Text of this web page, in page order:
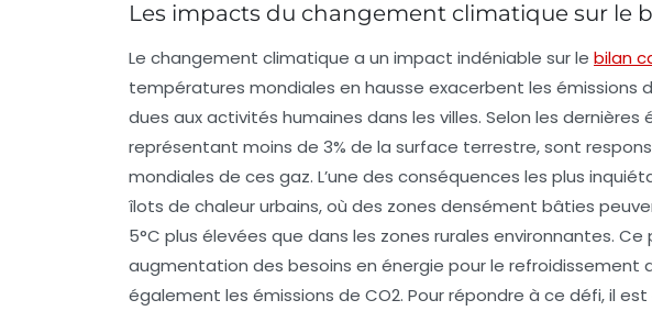
Les impacts du changement climatique sur le
Le changement climatique a un impact indéniable sur le bilan
températures mondiales en hausse exacerbent les émissions
dues aux activités humaines dans les villes. Selon les
représentant moins de 3% de la surface terrestre, sont
mondiales de ces gaz. L’une des conséquences les plus
îlots de chaleur urbains, où des zones densément bâties
5°C plus élevées que dans les zones rurales environnantes.
augmentation des besoins en énergie pour le refroidissement
également les émissions de CO2. Pour répondre à ce défi, il